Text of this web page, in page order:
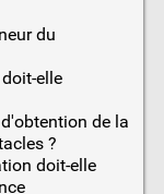
du
elle
de la
?
doit-elle